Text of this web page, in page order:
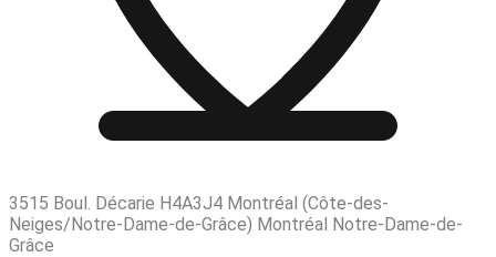
3515 Boul. Décarie H4A3J4 Montréal (Côte-des-
Neiges/Notre-Dame-de-Grâce) Montréal Notre-Dame-de-
Grâce